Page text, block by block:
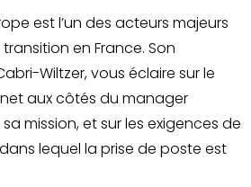
est l’un des acteurs majeurs
en France. Son
Wiltzer, vous éclaire sur le
aux côtés du manager
mission, et sur les exigences de
lequel la prise de poste est